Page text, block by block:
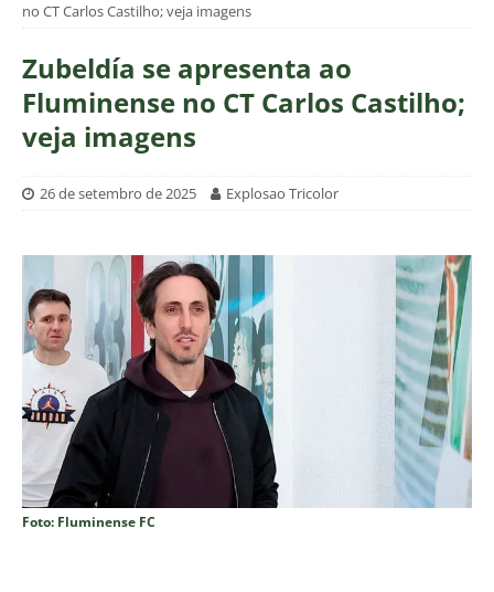
no CT Carlos Castilho; veja imagens
Zubeldía se apresenta ao
Fluminense no CT Carlos Castilho;
veja imagens
26 de setembro de 2025 Explosao Tricolor
Foto: Fluminense FC